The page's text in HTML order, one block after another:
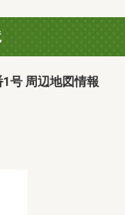
号 周辺地図情報